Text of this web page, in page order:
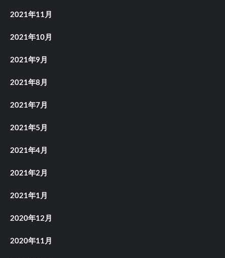
2021年11月
2021年10月
2021年9月
2021年8月
2021年7月
2021年5月
2021年4月
2021年2月
2021年1月
2020年12月
2020年11月